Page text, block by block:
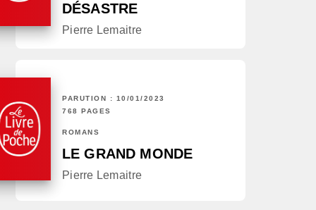
DÉSASTRE
Pierre Lemaitre
PARUTION : 10/01/2023
768 PAGES
ROMANS
LE GRAND MONDE
Pierre Lemaitre